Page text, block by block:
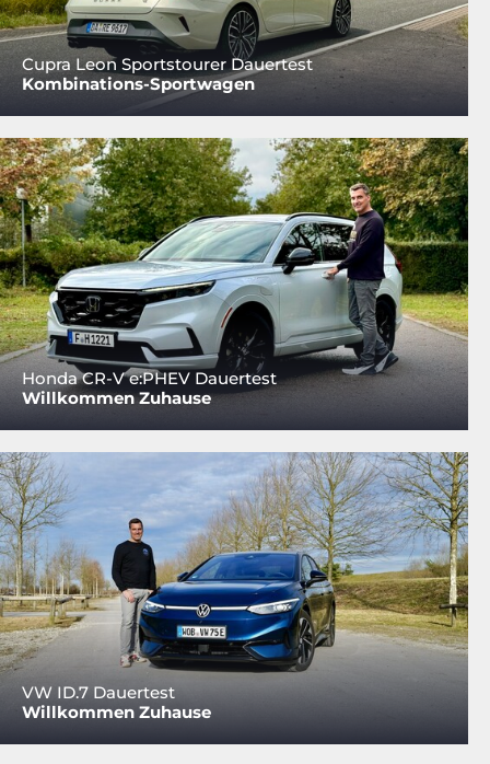
Cupra Leon Sportstourer Dauertest
Kombinations-Sportwagen
Honda CR-V e:PHEV Dauertest
Willkommen Zuhause
VW ID.7 Dauertest
Willkommen Zuhause